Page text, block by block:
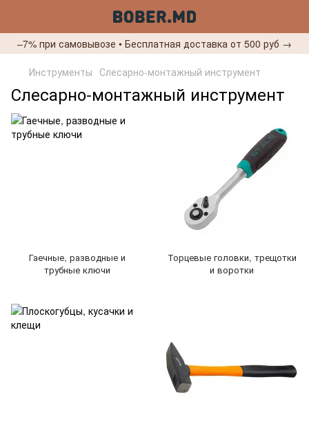
–7% при самовывозе • Бесплатная доставка от 500 руб →
Инструменты Слесарно-монтажный инструмент
Слесарно-монтажный инструмент
Гаечные, разводные и
трубные ключи
Торцевые головки, трещотки
и воротки